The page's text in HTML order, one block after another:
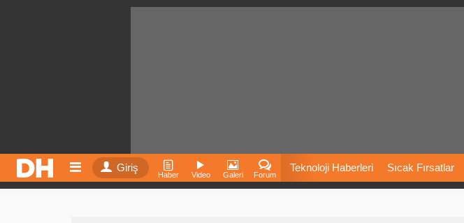
Giriş
Haber Video Galeri Forum
Teknoloji Haberleri Sıcak Fırsatlar